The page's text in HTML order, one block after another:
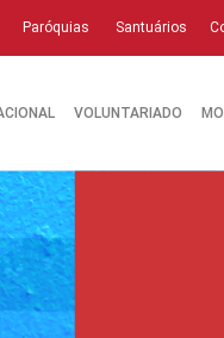
Paróquias Santuários
VOLUNTARIADO